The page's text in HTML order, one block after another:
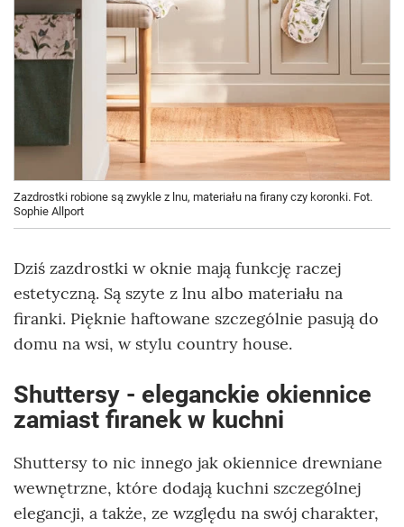
Zazdrostki robione są zwykle z lnu, materiału na firany czy koronki. Fot.
Sophie Allport
Dziś zazdrostki w oknie mają funkcję raczej
estetyczną. Są szyte z lnu albo materiału na
firanki. Pięknie haftowane szczególnie pasują do
domu na wsi, w stylu country house.
Shuttersy - eleganckie okiennice
zamiast firanek w kuchni
Shuttersy to nic innego jak okiennice drewniane
wewnętrzne, które dodają kuchni szczególnej
elegancji, a także, ze względu na swój charakter,